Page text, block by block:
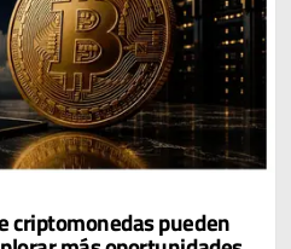
criptomonedas pueden